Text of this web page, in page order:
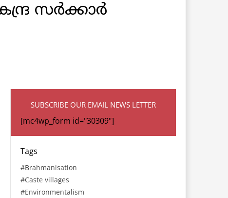
സർക്കാർ
SUBSCRIBE OUR EMAIL NEWS LETTER
[mc4wp_form id="30309"]
Tags
Brahmanisation
Caste villages
Environmentalism